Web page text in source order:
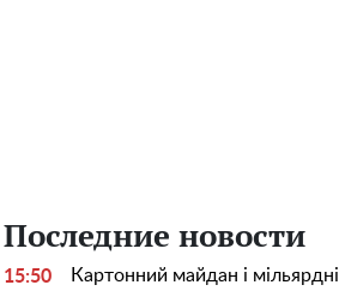
Последние новости
15:50
Картонний майдан і мільярдні